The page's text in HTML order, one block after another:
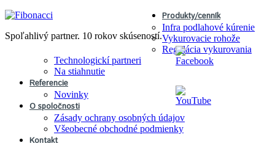
Spoľahlivý partner. 10 rokov skúseností.
Produkty/cenník
Infra podlahové kúrenie
Vykurovacie rohože
Regulácia vykurovania
Technologickí partneri
Na stiahnutie
Referencie
Novinky
O spoločnosti
Zásady ochrany osobných údajov
Všeobecné obchodné podmienky